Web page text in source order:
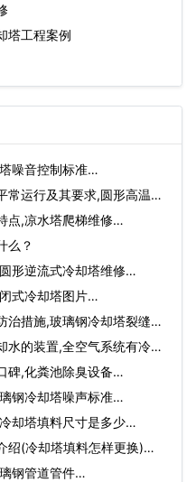
塔工程案例
噪音控制标准…
常运行及其要求,圆形高温冷
点,凉水塔爬梯维修…
么？
形逆流式冷却塔维修…
式冷却塔图片…
治措施,玻璃钢冷却塔裂缝修
水的装置,全空气系统有冷却
碑,化粪池除臭设备…
钢冷却塔噪声标准…
却塔填料尺寸是多少…
绍(冷却塔填料怎样更换)…
钢管道管件…